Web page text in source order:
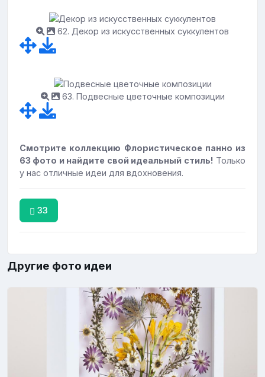
62. Декор из искусственных суккулентов
63. Подвесные цветочные композиции
Смотрите коллекцию Флористическое панно из
63 фото и найдите свой идеальный стиль! Только
у нас отличные идеи для вдохновения.
33
Другие фото идеи